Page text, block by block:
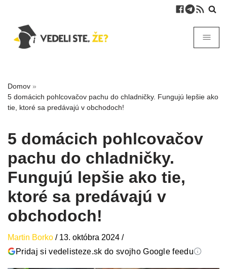
Domov »
5 domácich pohlcovačov pachu do chladničky. Fungujú lepšie ako
tie, ktoré sa predávajú v obchodoch!
5 domácich pohlcovačov
pachu do chladničky.
Fungujú lepšie ako tie,
ktoré sa predávajú v
obchodoch!
Martin Borko / 13. októbra 2024 /
Pridaj si vedelisteze.sk do svojho Google feedu